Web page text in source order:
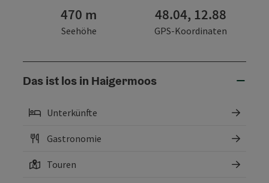
470 m
Seehöhe
48.04, 12.88
GPS-Koordinaten
Das ist los in Haigermoos
Unterkünfte
Gastronomie
Touren